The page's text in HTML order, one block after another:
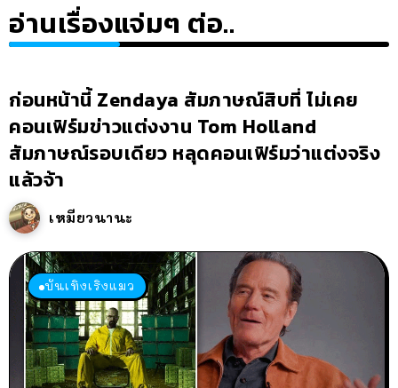
อ่านเรื่องแจ่มๆ ต่อ..
ก่อนหน้านี้ Zendaya สัมภาษณ์สิบที่ ไม่เคย
คอนเฟิร์มข่าวแต่งงาน Tom Holland
สัมภาษณ์รอบเดียว หลุดคอนเฟิร์มว่าแต่งจริง
แล้วจ้า
เหมียวนานะ
บันเทิงเริงแมว